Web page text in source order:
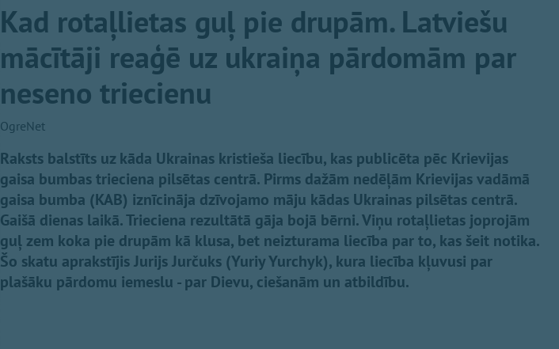
Kad rotaļlietas guļ pie drupām. Latviešu
mācītāji reaģē uz ukraiņa pārdomām par
neseno triecienu
OgreNet
Raksts balstīts uz kāda Ukrainas kristieša liecību, kas publicēta pēc Krievijas
gaisa bumbas trieciena pilsētas centrā. Pirms dažām nedēļām Krievijas vadāmā
gaisa bumba (KAB) iznīcināja dzīvojamo māju kādas Ukrainas pilsētas centrā.
Gaišā dienas laikā. Trieciena rezultātā gāja bojā bērni. Viņu rotaļlietas joprojām
guļ zem koka pie drupām kā klusa, bet neizturama liecība par to, kas šeit notika.
Šo skatu aprakstījis Jurijs Jurčuks (Yuriy Yurchyk), kura liecība kļuvusi par
plašāku pārdomu iemeslu - par Dievu, ciešanām un atbildību.